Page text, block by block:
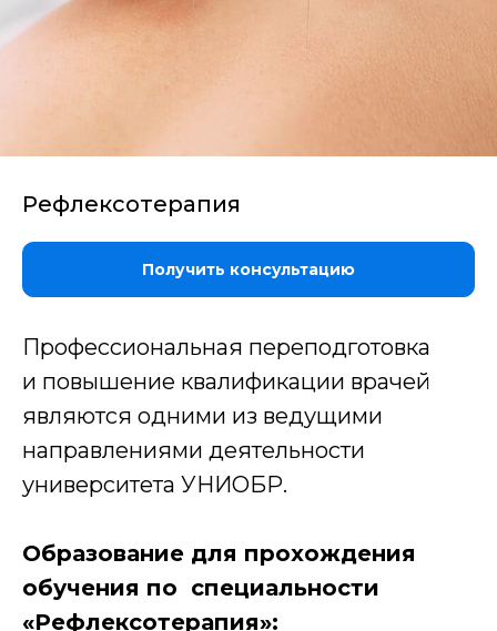
Рефлексотерапия
Получить консультацию
Профессиональная переподготовка
и повышение квалификации врачей
являются одними из ведущими
направлениями деятельности
университета УНИОБР.
Образование для прохождения
обучения по специальности
«Рефлексотерапия»: